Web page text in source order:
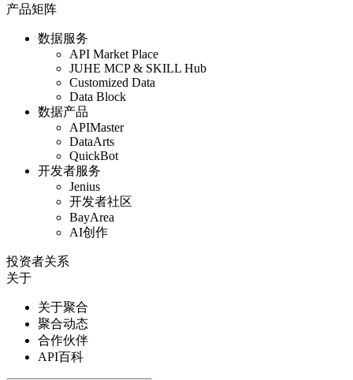
产品矩阵
数据服务
API Market Place
JUHE MCP & SKILL Hub
Customized Data
Data Block
数据产品
APIMaster
DataArts
QuickBot
开发者服务
Jenius
开发者社区
BayArea
AI创作
投资者关系
关于
关于聚合
聚合动态
合作伙伴
API百科